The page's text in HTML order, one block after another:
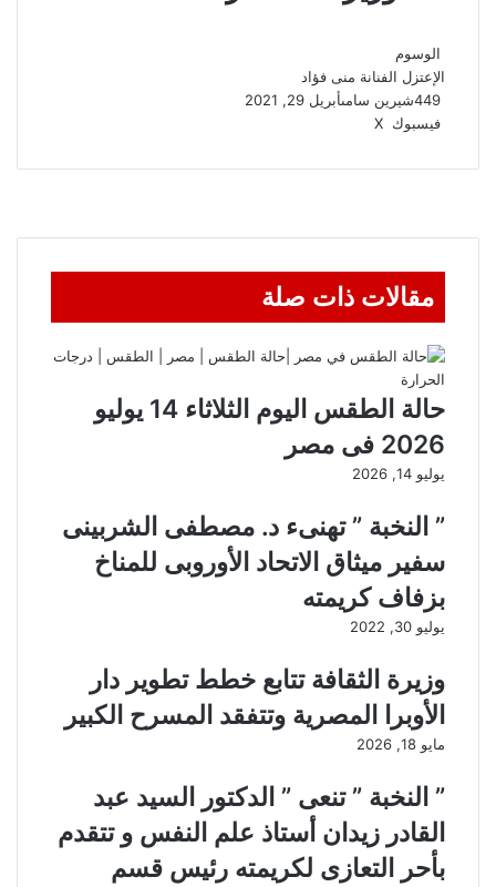
الوسوم
الإعتزل الفنانة منى فؤاد
شيرين سامىأبريل 29, 2021
فيسبوك ‫X
البريد
مقالات ذات صلة
حالة الطقس اليوم الثلاثاء 14 يوليو
2026 فى مصر
يوليو 14, 2026
” النخبة ” تهنىء د. مصطفى الشربينى
سفير ميثاق الاتحاد الأوروبى للمناخ
بزفاف كريمته
يوليو 30, 2022
وزيرة الثقافة تتابع خطط تطوير دار
الأوبرا المصرية وتتفقد المسرح الكبير
مايو 18, 2026
” النخبة ” تنعى ” الدكتور السيد عبد
القادر زيدان أستاذ علم النفس و تتقدم
بأحر التعازى لكريمته رئيس قسم